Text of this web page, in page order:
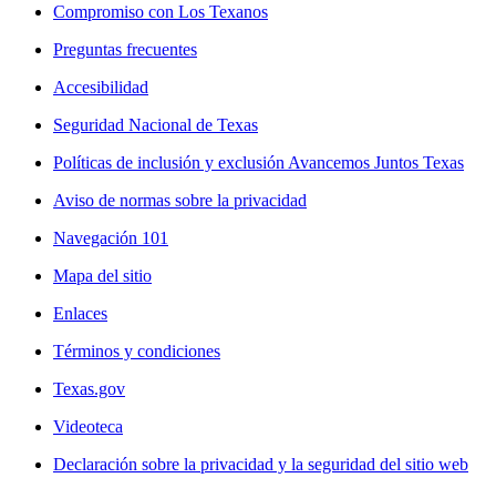
Compromiso con Los Texanos
Preguntas frecuentes
Accesibilidad
Seguridad Nacional de Texas
Políticas de inclusión y exclusión Avancemos Juntos Texas
Aviso de normas sobre la privacidad
Navegación 101
Mapa del sitio
Enlaces
Términos y condiciones
Texas.gov
Videoteca
Declaración sobre la privacidad y la seguridad del sitio web